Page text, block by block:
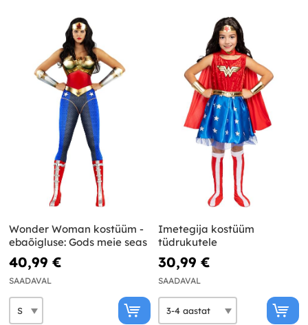
Wonder Woman kostüüm -
ebaõigluse: Gods meie seas
40,99 €
SAADAVAL
Imetegija kostüüm
tüdrukutele
30,99 €
SAADAVAL